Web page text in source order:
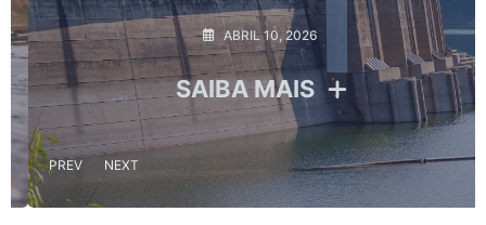
ABRIL 10, 2026
SAIBA MAIS
PREV NEXT